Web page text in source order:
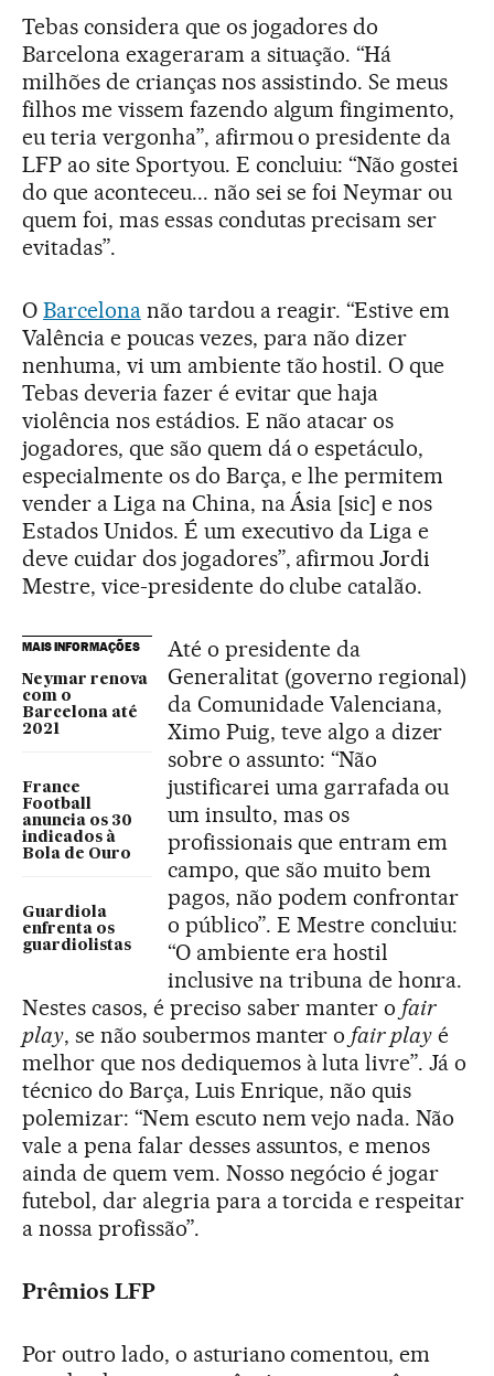
Tebas considera que os jogadores do
Barcelona exageraram a situação. “Há
milhões de crianças nos assistindo. Se meus
filhos me vissem fazendo algum fingimento,
eu teria vergonha”, afirmou o presidente da
LFP ao site Sportyou. E concluiu: “Não gostei
do que aconteceu... não sei se foi Neymar ou
quem foi, mas essas condutas precisam ser
evitadas”.
O Barcelonanão tardou a reagir. “Estive em
Valência e poucas vezes, para não dizer
nenhuma, vi um ambiente tão hostil. O que
Tebas deveria fazer é evitar que haja
violência nos estádios. E não atacar os
jogadores, que são quem dá o espetáculo,
especialmente os do Barça, e lhe permitem
vender a Liga na China, na Ásia [sic] e nos
Estados Unidos. É um executivo da Liga e
deve cuidar dos jogadores”, afirmou Jordi
Mestre, vice-presidente do clube catalão.
MAIS INFORMAÇÕES
Neymar renova
com o
Barcelona até
2021
France
Football
anuncia os 30
indicados à
Bola de Ouro
Guardiola
enfrenta os
guardiolistas
Até o presidente da
Generalitat (governo regional)
da Comunidade Valenciana,
Ximo Puig, teve algo a dizer
sobre o assunto: “Não
justificarei uma garrafada ou
um insulto, mas os
profissionais que entram em
campo, que são muito bem
pagos, não podem confrontar
o público”. E Mestre concluiu:
“O ambiente era hostil
inclusive na tribuna de honra.
Nestes casos, é preciso saber manter o fair
play, se não soubermos manter o fair play é
melhor que nos dediquemos à luta livre”. Já o
técnico do Barça, Luis Enrique, não quis
polemizar: “Nem escuto nem vejo nada. Não
vale a pena falar desses assuntos, e menos
ainda de quem vem. Nosso negócio é jogar
futebol, dar alegria para a torcida e respeitar
a nossa profissão”.
Prêmios LFP
Por outro lado, o asturiano comentou, em